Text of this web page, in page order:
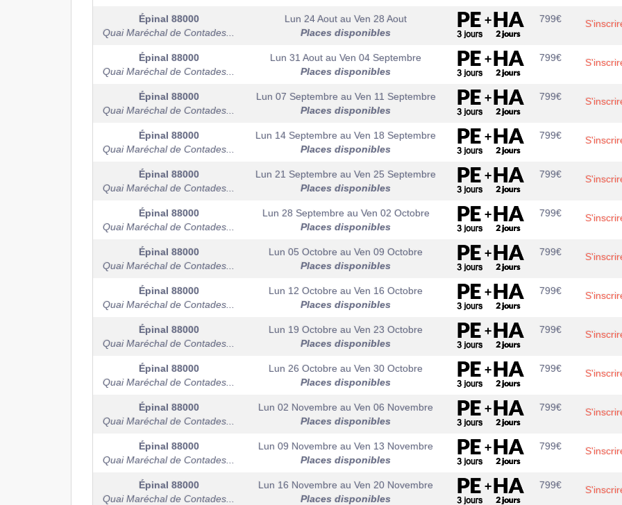
Épinal 88000
Quai Maréchal de Contades...
Lun 24 Aout au Ven 28 Aout
Places disponibles
799€
Épinal 88000
Quai Maréchal de Contades...
Lun 31 Aout au Ven 04 Septembre
Places disponibles
799€
Épinal 88000
Quai Maréchal de Contades...
Lun 07 Septembre au Ven 11 Septembre
Places disponibles
799€
Épinal 88000
Quai Maréchal de Contades...
Lun 14 Septembre au Ven 18 Septembre
Places disponibles
799€
Épinal 88000
Quai Maréchal de Contades...
Lun 21 Septembre au Ven 25 Septembre
Places disponibles
799€
Épinal 88000
Quai Maréchal de Contades...
Lun 28 Septembre au Ven 02 Octobre
Places disponibles
799€
Épinal 88000
Quai Maréchal de Contades...
Lun 05 Octobre au Ven 09 Octobre
Places disponibles
799€
Épinal 88000
Quai Maréchal de Contades...
Lun 12 Octobre au Ven 16 Octobre
Places disponibles
799€
Épinal 88000
Quai Maréchal de Contades...
Lun 19 Octobre au Ven 23 Octobre
Places disponibles
799€
Épinal 88000
Quai Maréchal de Contades...
Lun 26 Octobre au Ven 30 Octobre
Places disponibles
799€
Épinal 88000
Quai Maréchal de Contades...
Lun 02 Novembre au Ven 06 Novembre
Places disponibles
799€
Épinal 88000
Quai Maréchal de Contades...
Lun 09 Novembre au Ven 13 Novembre
Places disponibles
799€
Épinal 88000
Quai Maréchal de Contades...
Lun 16 Novembre au Ven 20 Novembre
Places disponibles
799€